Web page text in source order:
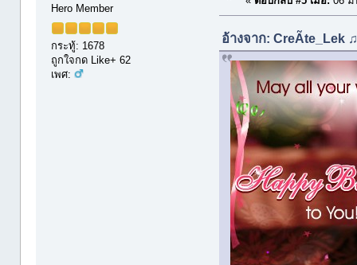
Hero Member
กระทู้: 1678
ถูกใจกด Like+ 62
เพศ:
อ้างจาก: CreÃte_Lek